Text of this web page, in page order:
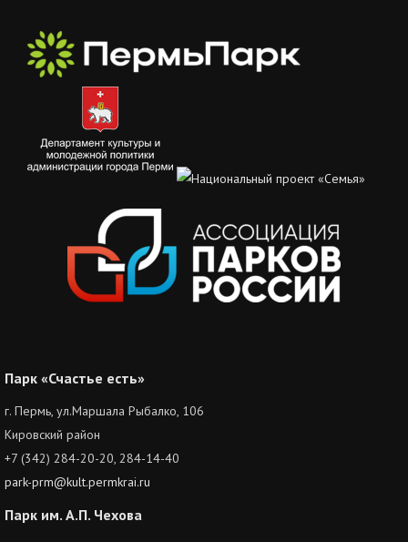
Парк «Счастье есть»
г. Пермь, ул.Маршала Рыбалко, 106
Кировский район
+7 (342) 284-20-20, 284-14-40
park-prm@kult.permkrai.ru
Парк им. А.П. Чехова